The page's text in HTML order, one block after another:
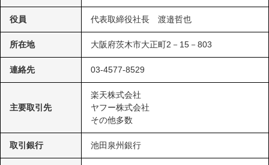
役員 代表取締役社長 渡邉哲也
所在地 大阪府茨木市大正町2－15－803
連絡先 03-4577-8529
主要取引先
楽天株式会社
ヤフー株式会社
その他多数
取引銀行 池田泉州銀行